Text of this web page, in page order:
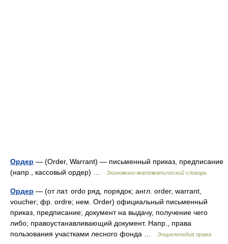
Ордер — (Order, Warrant) — письменный приказ, предписание
(напр., кассовый ордер) …
Экономико-математический словарь
Ордер — (от лат. ordo ряд, порядок; англ. order, warrant,
voucher; фр. ordre; нем. Order) официальный письменный
приказ, предписание; документ на выдачу, получение чего
либо; правоустанавливающий документ. Напр., права
пользования участками лесного фонда …
Энциклопедия права